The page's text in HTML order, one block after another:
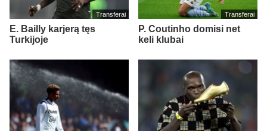
Transferai
E. Bailly karjerą tęs
Turkijoje
Transferai
P. Coutinho domisi net
keli klubai